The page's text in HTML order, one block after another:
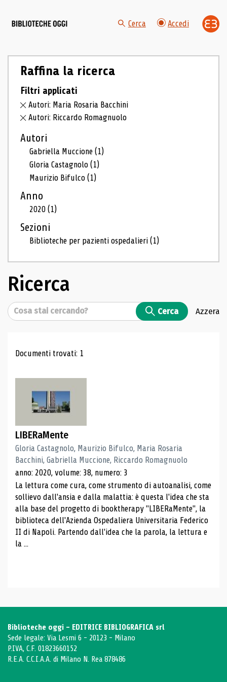
Cerca Accedi
Raffina la ricerca
Filtri applicati
Autori: Maria Rosaria Bacchini
Autori: Riccardo Romagnuolo
Autori
Gabriella Muccione(1)
Gloria Castagnolo(1)
Maurizio Bifulco(1)
Anno
2020(1)
Sezioni
Biblioteche per pazienti ospedalieri(1)
Ricerca
Cerca Cerca Azzera
Risultati di ricerca
Documenti trovati: 1
LIBERaMente
Gloria Castagnolo, Maurizio Bifulco, Maria Rosaria
Bacchini, Gabriella Muccione, Riccardo Romagnuolo
anno: 2020, volume: 38, numero: 3
La lettura come cura, come strumento di autoanalisi, come
sollievo dall'ansia e dalla malattia: è questa l'idea che sta
alla base del progetto di booktherapy "LIBERaMente", la
biblioteca dell'Azienda Ospedaliera Universitaria Federico
II di Napoli. Partendo dall'idea che la parola, la lettura e
la ...
Biblioteche oggi - EDITRICE BIBLIOGRAFICA srl
Sede legale: Via Lesmi 6 - 20123 - Milano
P.IVA, C.F. 01823660152
R.E.A. C.C.I.A.A. di Milano N. Rea 878486